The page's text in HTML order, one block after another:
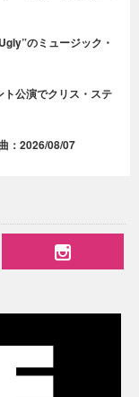
のミュージック・
公演でクリス・ステ
：2026/08/07